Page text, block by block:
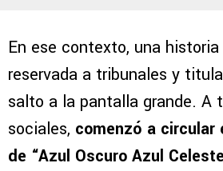
En ese contexto, una
reservada a tribunales y
salto a la pantalla grande. A
sociales, comenzó a circular
de “Azul Oscuro Azul